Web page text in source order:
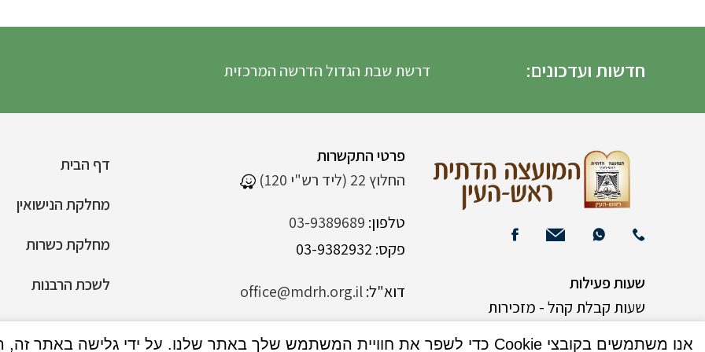
חדשות ועדכונים: דרשת שבת הגדול הדרשה המרכזית
דף הבית
מחלקת הנישואין
מחלקת כשרות
לשכת הרבנות
הצהרת נגישות
פרטי התקשרות
החלוץ 22 (ליד רש"י 120)
טלפון: 03-9389689
פקס: 03-9382932
דוא"ל:office@mdrh.org.il
שעות פעילות
שעות קבלת קהל - מזכירות
אנו משתמשים בקובצי Cookie כדי לשפר את חוויית המשתמש שלך באתר שלנו. על ידי גלישה באתר זה, הנך מסכים לשימוש שלנו בקובצי Cookie.